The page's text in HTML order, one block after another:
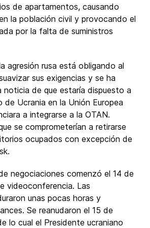
de apartamentos, causando
la población civil y provocando el
por la falta de suministros
agresión rusa está obligando al
sus exigencias y se ha
noticia de que estaría dispuesto a
de Ucrania en la Unión Europea
a integrarse a la OTAN.
se comprometerían a retirarse
ocupados con excepción de
negociaciones comenzó el 14 de
videoconferencia. Las
unas pocas horas y
Se reanudaron el 15 de
lo cual el Presidente ucraniano